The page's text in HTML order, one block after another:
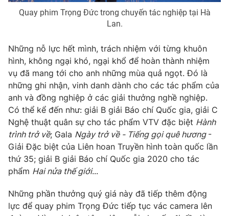
Quay phim Trọng Đức trong chuyến tác nghiệp tại Hà
Lan.
Những nỗ lực hết mình, trách nhiệm với từng khuôn
hình, không ngại khó, ngại khổ để hoàn thành nhiệm
vụ đã mang tới cho anh những mùa quả ngọt. Đó là
những ghi nhận, vinh danh dành cho các tác phẩm của
anh và đồng nghiệp ở các giải thưởng nghề nghiệp.
Có thể kể đến như: giải B giải Báo chí Quốc gia, giải C
Nghệ thuật quân sự cho tác phẩm VTV đặc biệt Hành
trình trở về; Gala Ngày trở về - Tiếng gọi quê hương -
Giải Đặc biệt của Liên hoan Truyền hình toàn quốc lần
thứ 35; giải B giải Báo chí Quốc gia 2020 cho tác
phẩm Hai nửa thế giới...
Những phần thưởng quý giá này đã tiếp thêm động
lực để quay phim Trọng Đức tiếp tục vác camera lên